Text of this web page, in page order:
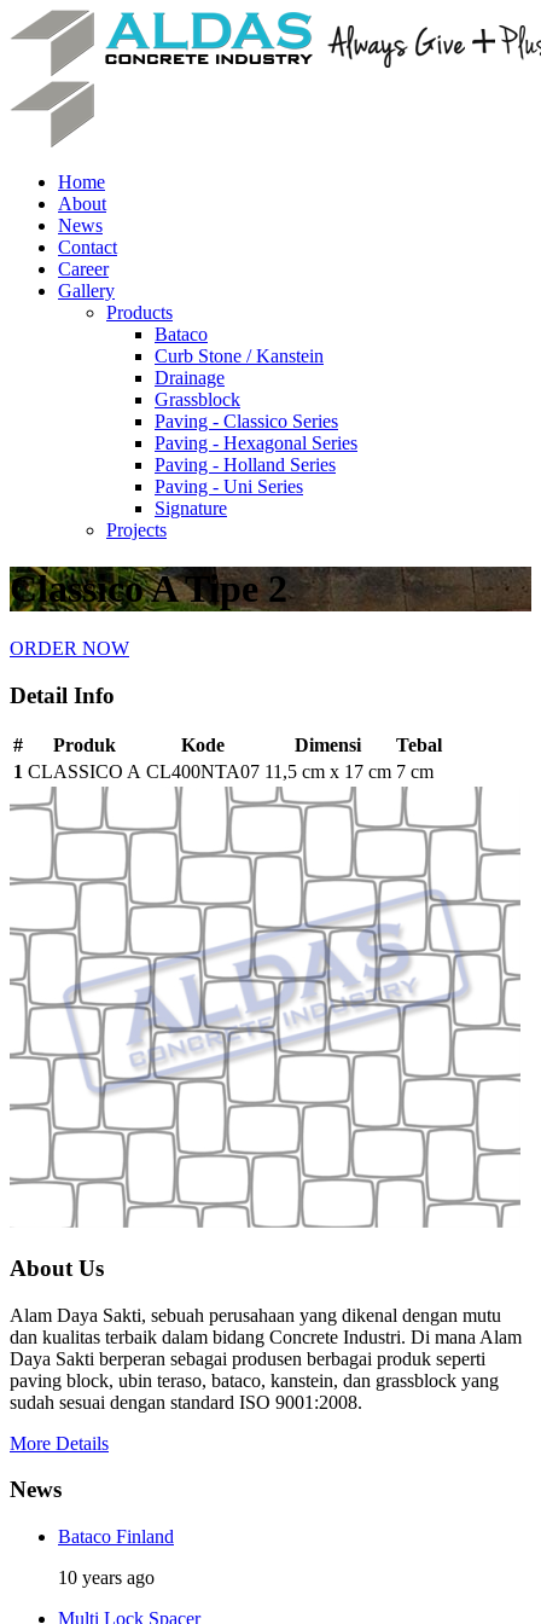
Home
About
News
Contact
Career
Gallery
Products
Bataco
Curb Stone / Kanstein
Drainage
Grassblock
Paving - Classico Series
Paving - Hexagonal Series
Paving - Holland Series
Paving - Uni Series
Signature
Projects
Classico A Tipe 2
ORDER NOW
Detail Info
# Produk Kode Dimensi
Tebal
1 CLASSICO A CL400NTA07 11,5 cm x 17 cm 7 cm
About Us
Alam Daya Sakti, sebuah perusahaan yang dikenal dengan mutu
dan kualitas terbaik dalam bidang Concrete Industri. Di mana Alam
Daya Sakti berperan sebagai produsen berbagai produk seperti
paving block, ubin teraso, bataco, kanstein, dan grassblock yang
sudah sesuai dengan standard ISO 9001:2008.
More Details
News
Bataco Finland
10 years ago
Multi Lock Spacer